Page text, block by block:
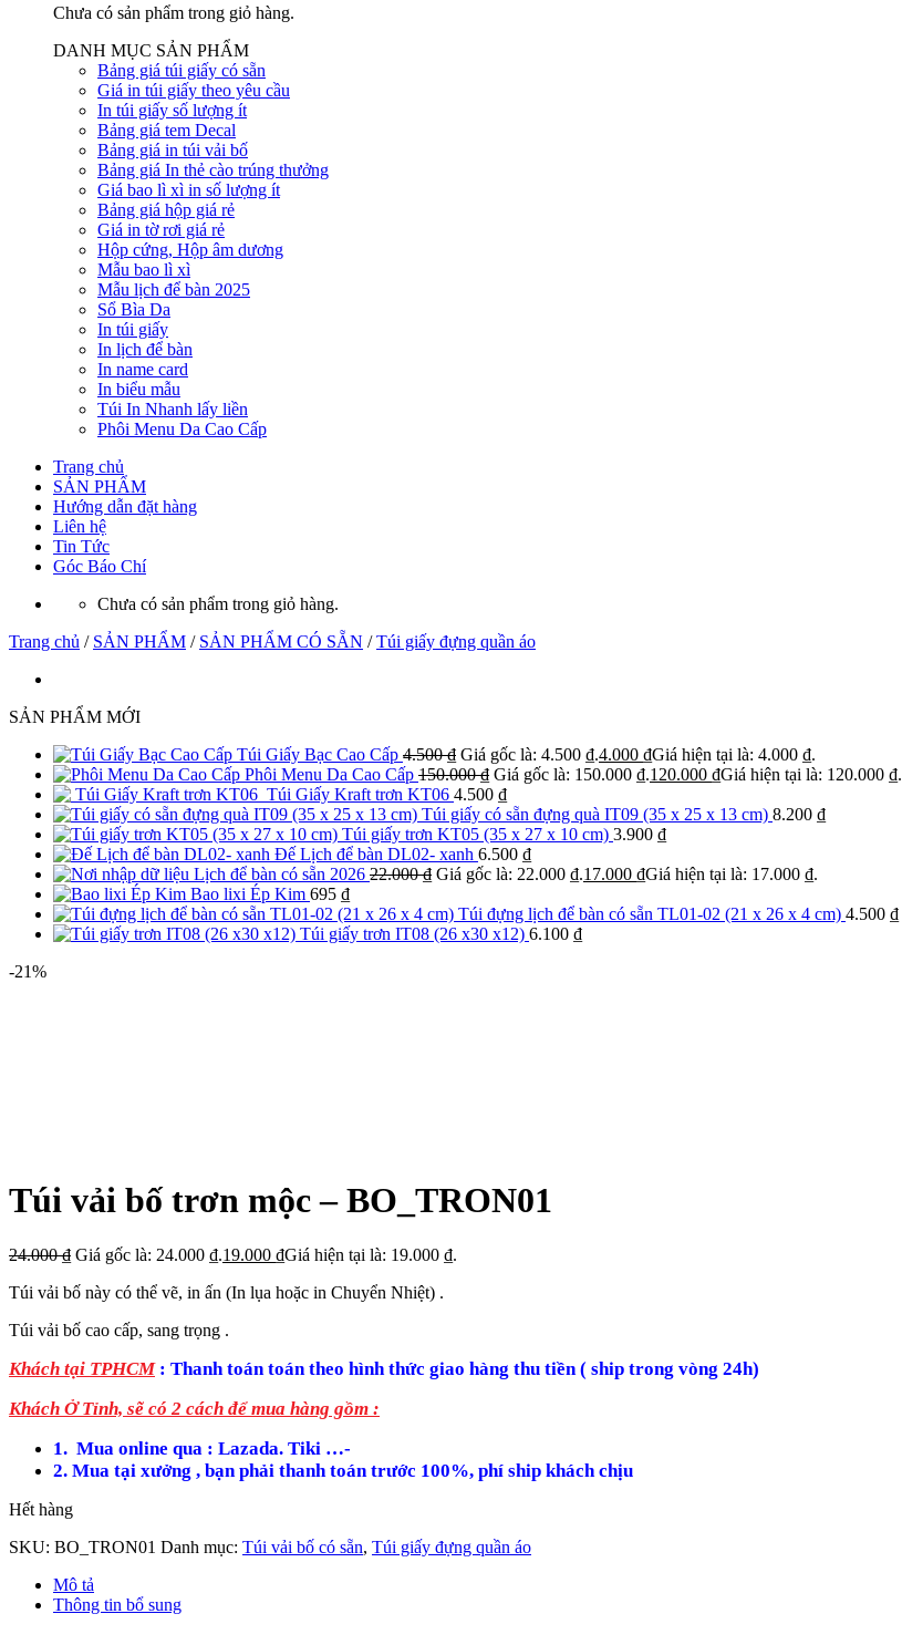
Chưa có sản phẩm trong giỏ hàng.
DANH MỤC SẢN PHẨM
Bảng giá túi giấy có sẵn
Giá in túi giấy theo yêu cầu
In túi giấy số lượng ít
Bảng giá tem Decal
Bảng giá in túi vải bố
Bảng giá In thẻ cào trúng thưởng
Giá bao lì xì in số lượng ít
Bảng giá hộp giá rẻ
Giá in tờ rơi giá rẻ
Hộp cứng, Hộp âm dương
Mẫu bao lì xì
Mẫu lịch để bàn 2025
Sổ Bìa Da
In túi giấy
In lịch để bàn
In name card
In biểu mẫu
Túi In Nhanh lấy liền
Phôi Menu Da Cao Cấp
Trang chủ
SẢN PHẨM
Hướng dẫn đặt hàng
Liên hệ
Tin Tức
Góc Báo Chí
Chưa có sản phẩm trong giỏ hàng.
Trang chủ / SẢN PHẨM / SẢN PHẨM CÓ SẴN / Túi giấy đựng quần áo
SẢN PHẨM MỚI
Túi Giấy Bạc Cao Cấp 4.500₫ Giá gốc là: 4.500 ₫.4.000 ₫Giá hiện tại là: 4.000 ₫.
Phôi Menu Da Cao Cấp 150.000₫ Giá gốc là: 150.000 ₫.120.000 ₫Giá hiện tại là: 120.000 ₫.
Túi Giấy Kraft trơn KT06 4.500 ₫
Túi giấy có sẵn đựng quà IT09 (35 x 25 x 13 cm) 8.200 ₫
Túi giấy trơn KT05 (35 x 27 x 10 cm) 3.900 ₫
Đế Lịch để bàn DL02- xanh 6.500 ₫
Lịch để bàn có sẵn 2026 22.000₫ Giá gốc là: 22.000 ₫.17.000 ₫Giá hiện tại là: 17.000 ₫.
Bao lixi Ép Kim 695 ₫
Túi đựng lịch để bàn có sẵn TL01-02 (21 x 26 x 4 cm) 4.500 ₫
Túi giấy trơn IT08 (26 x30 x12) 6.100 ₫
-21%
Túi vải bố trơn mộc – BO_TRON01
24.000₫ Giá gốc là: 24.000 ₫.19.000 ₫Giá hiện tại là: 19.000 ₫.
Túi vải bố này có thể vẽ, in ấn (In lụa hoặc in Chuyển Nhiệt) .
Túi vải bố cao cấp, sang trọng .
Khách tại TPHCM: Thanh toán toán theo hình thức giao hàng thu tiền ( ship trong vòng 24h)
Khách Ở Tỉnh, sẽ có 2 cách để mua hàng gồm :
1. Mua online qua : Lazada. Tiki …-
2. Mua tại xưởng , bạn phải thanh toán trước 100%, phí ship khách chịu
Hết hàng
SKU: BO_TRON01 Danh mục: Túi vải bố có sẵn, Túi giấy đựng quần áo
Mô tả
Thông tin bổ sung